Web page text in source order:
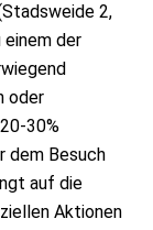
2,
einem der
oder
30%
dem Besuch
auf die
Aktionen